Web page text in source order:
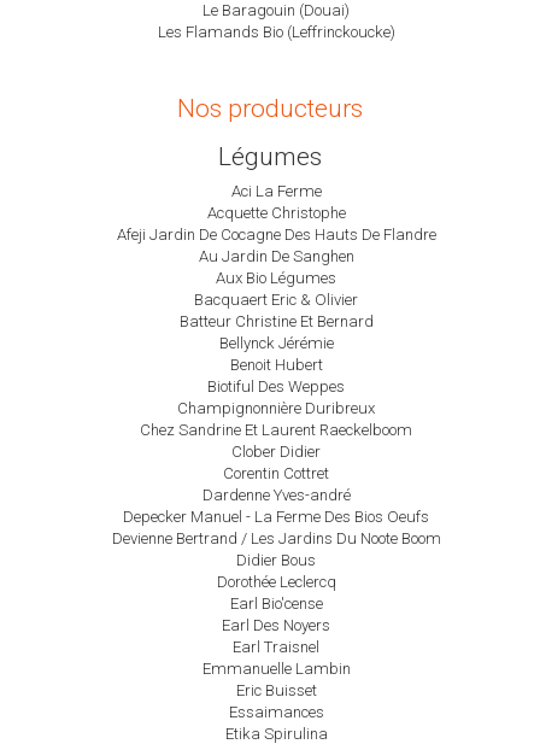
Le Baragouin (Douai)
Les Flamands Bio (Leffrinckoucke)
Nos producteurs
Légumes
Aci La Ferme
Acquette Christophe
Afeji Jardin De Cocagne Des Hauts De Flandre
Au Jardin De Sanghen
Aux Bio Légumes
Bacquaert Eric & Olivier
Batteur Christine Et Bernard
Bellynck Jérémie
Benoit Hubert
Biotiful Des Weppes
Champignonnière Duribreux
Chez Sandrine Et Laurent Raeckelboom
Clober Didier
Corentin Cottret
Dardenne Yves-andré
Depecker Manuel - La Ferme Des Bios Oeufs
Devienne Bertrand / Les Jardins Du Noote Boom
Didier Bous
Dorothée Leclercq
Earl Bio'cense
Earl Des Noyers
Earl Traisnel
Emmanuelle Lambin
Eric Buisset
Essaimances
Etika Spirulina